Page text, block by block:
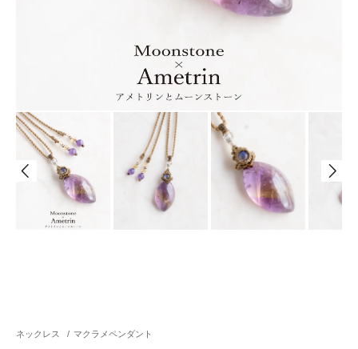
ネックレス / マクラメペンダント